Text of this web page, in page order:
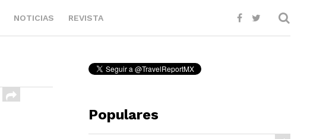
NOTICIAS REVISTA
Populares